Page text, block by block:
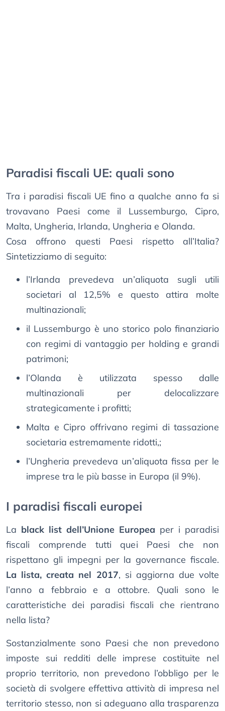
Paradisi fiscali UE: quali sono
Tra i paradisi fiscali UE fino a qualche anno fa si
trovavano Paesi come il Lussemburgo, Cipro,
Malta, Ungheria, Irlanda, Ungheria e Olanda.
Cosa offrono questi Paesi rispetto all’Italia?
Sintetizziamo di seguito:
l’Irlanda prevedeva un’aliquota sugli utili
societari al 12,5% e questo attira molte
multinazionali;
il Lussemburgo è uno storico polo finanziario
con regimi di vantaggio per holding e grandi
patrimoni;
l’Olanda è utilizzata spesso dalle
multinazionali per delocalizzare
strategicamente i profitti;
Malta e Cipro offrivano regimi di tassazione
societaria estremamente ridotti,;
l’Ungheria prevedeva un’aliquota fissa per le
imprese tra le più basse in Europa (il 9%).
I paradisi fiscali europei
La black list dell’Unione Europea per i paradisi
fiscali comprende tutti quei Paesi che non
rispettano gli impegni per la governance fiscale.
La lista, creata nel 2017, si aggiorna due volte
l’anno a febbraio e a ottobre. Quali sono le
caratteristiche dei paradisi fiscali che rientrano
nella lista?
Sostanzialmente sono Paesi che non prevedono
imposte sui redditi delle imprese costituite nel
proprio territorio, non prevedono l’obbligo per le
società di svolgere effettiva attività di impresa nel
territorio stesso, non si adeguano alla trasparenza